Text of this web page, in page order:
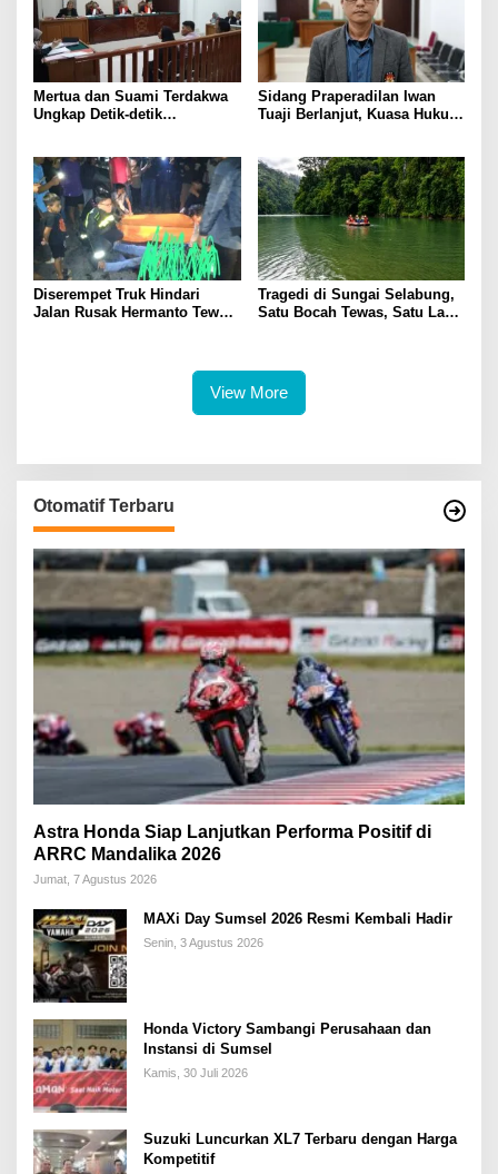
Mertua dan Suami Terdakwa
Ungkap Detik-detik
Sidang Praperadilan Iwan
Tuaji Berlanjut, Kuasa Hukum
Diserempet Truk Hindari
Jalan Rusak Hermanto Tewas
Tragedi di Sungai Selabung,
Satu Bocah Tewas, Satu Lagi
View More
Otomatif Terbaru
Astra Honda Siap Lanjutkan Performa Positif di
ARRC Mandalika 2026
Jumat, 7 Agustus 2026
MAXi Day Sumsel 2026 Resmi Kembali Hadir
Senin, 3 Agustus 2026
Honda Victory Sambangi Perusahaan dan
Instansi di Sumsel
Kamis, 30 Juli 2026
Suzuki Luncurkan XL7 Terbaru dengan Harga
Kompetitif